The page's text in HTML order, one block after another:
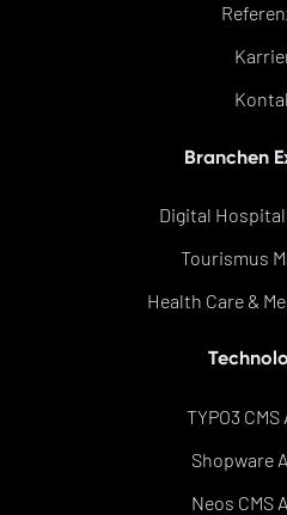
Branchen
Digital
Tourismus
Health Care &
TYPO3
Shopware
Neos CMS